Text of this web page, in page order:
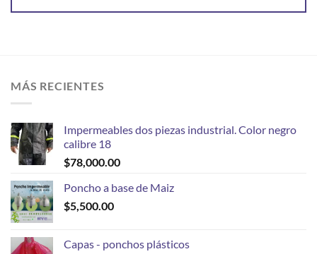
MÁS RECIENTES
Impermeables dos piezas industrial. Color negro
calibre 18
$78,000.00
Poncho a base de Maiz
$5,500.00
Capas - ponchos plásticos